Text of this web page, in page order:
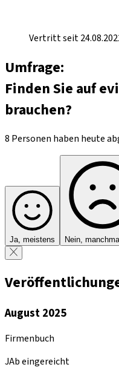
Vertritt seit
Umfrage:
Finden Sie auf
brauchen?
8 Personen haben heute
Ja, meistens Nein,
August 2025
Firmenbuch
JAb eingereicht